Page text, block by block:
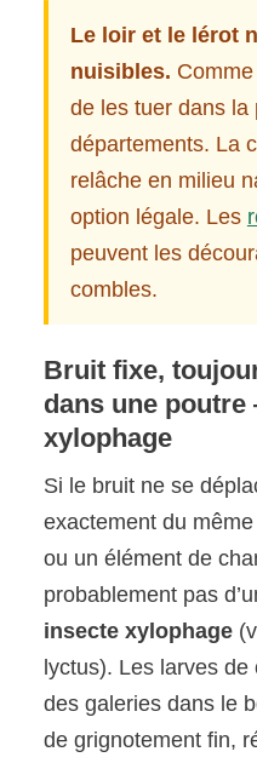
Le loir et le lérot
nuisibles.
de les tuer dans la
départements. La
relâche en milieu
option légale. Les
peuvent les
combles.
Bruit fixe,
dans une
xylophage
Si le bruit ne se
exactement du
ou un élément de
probablement pas
insecte xylophage
lyctus). Les larves
des galeries dans le
de grignotement fin,